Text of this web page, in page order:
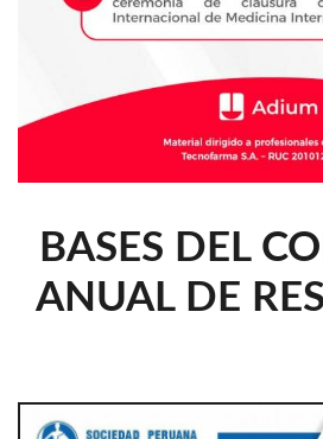
BASES DEL
ANUAL DE